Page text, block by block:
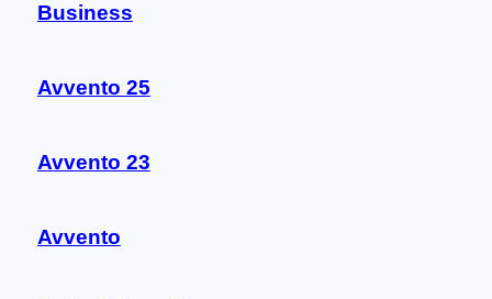
Business
Avvento 25
Avvento 23
Avvento